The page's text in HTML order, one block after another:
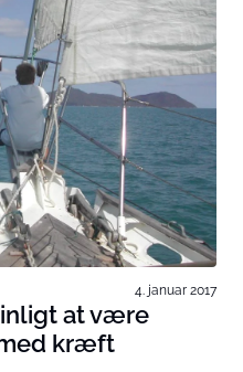
4. januar 2017
at være
kræft